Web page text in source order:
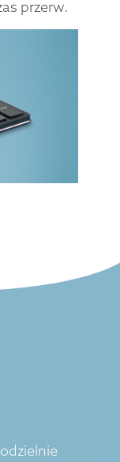
przerw.